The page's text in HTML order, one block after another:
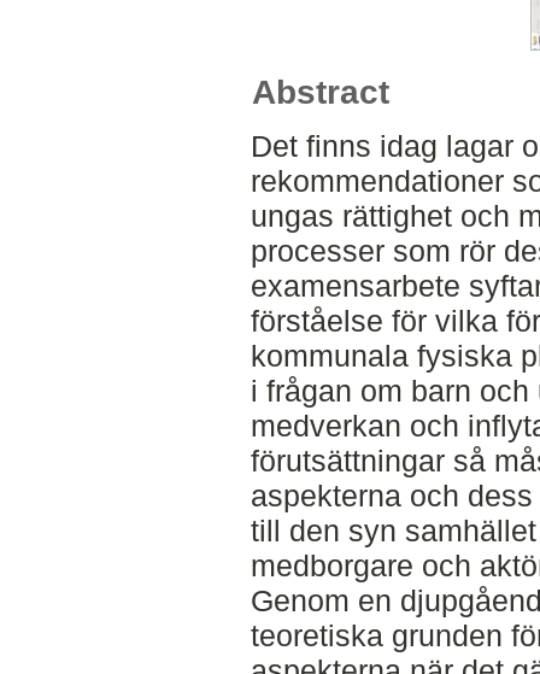
Abstract
Det finns idag lagar
rekommendationer
ungas rättighet och
processer som rör
examensarbete
förståelse för vilka
kommunala fysiska
i frågan om barn
medverkan och
förutsättningar så
aspekterna och
till den syn
medborgare och
Genom en
teoretiska grunden